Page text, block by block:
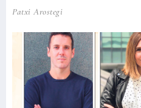
Patxi Arostegi